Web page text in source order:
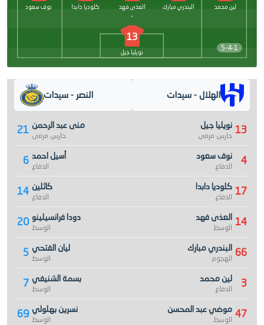
5-4-1
لين محمد البندري مبارك العذى فهد كلوديا دابدا نوف سعود
13
نويليا جيل
النصر - سيدات
21 منى عبد الرحمن
حارس مرمى
6 أسيل احمد
الدفاع
14 كاثلين
الدفاع
20 دودا فرانسيلينو
الوسط
5 ليان الفتحي
الوسط
7 بسمة الشنيفي
الوسط
69 نسرين بهلولي
الوسط
الهلال - سيدات
13 نويليا جيل
حارس مرمى
4 نوف سعود
الدفاع
17 كلوديا دابدا
الدفاع
14 العذى فهد
الوسط
66 البندري مبارك
الهجوم
3 لين محمد
الدفاع
47 موضي عبد المحسن
الوسط